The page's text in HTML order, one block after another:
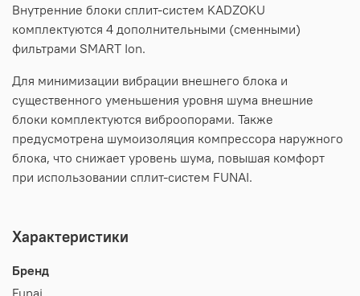
Внутренние блоки сплит-систем KADZOKU
комплектуются 4 дополнительными (сменными)
фильтрами SMART Ion.
Для минимизации вибрации внешнего блока и
существенного уменьшения уровня шума внешние
блоки комплектуются виброопорами. Также
предусмотрена шумоизоляция компрессора наружного
блока, что снижает уровень шума, повышая комфорт
при использовании сплит-систем FUNAI.
Характеристики
Бренд
Funai